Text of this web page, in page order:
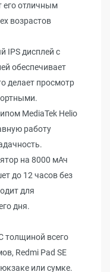
его отличным
возрастов
IPS дисплей с
обеспечивает
делает просмотр
MediaTek Helio
работу
на 8000 мАч
до 12 часов без
для
дня.
толщиной всего
Redmi Pad SE
или сумке.